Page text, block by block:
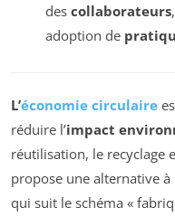
des collaborateurs
adoption de
L’économie circulaire
réduire l’impact
réutilisation, le recyclage
propose une alternative
qui suit le schéma «